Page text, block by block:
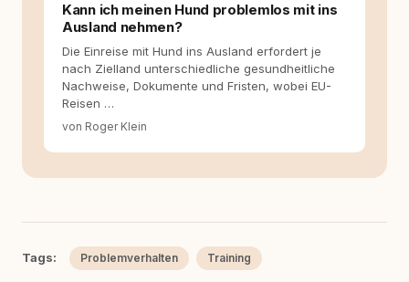
Kann ich meinen Hund problemlos mit ins
Ausland nehmen?
Die Einreise mit Hund ins Ausland erfordert je
nach Zielland unterschiedliche gesundheitliche
Nachweise, Dokumente und Fristen, wobei EU-
Reisen …
von Roger Klein
Tags: Problemverhalten Training